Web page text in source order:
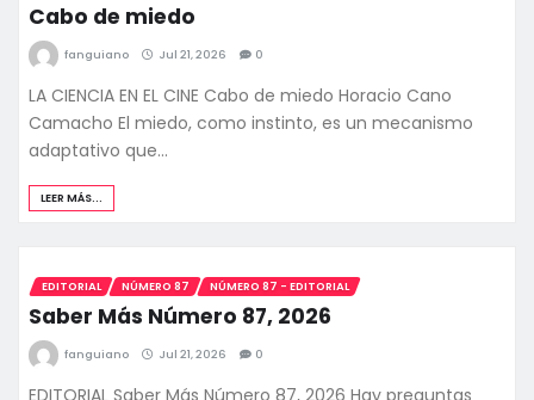
Cabo de miedo
fanguiano Jul 21, 2026 0
LA CIENCIA EN EL CINE Cabo de miedo Horacio Cano
Camacho El miedo, como instinto, es un mecanismo
adaptativo que…
LEER MÁS...
EDITORIAL NÚMERO 87 NÚMERO 87 - EDITORIAL
Saber Más Número 87, 2026
fanguiano Jul 21, 2026 0
EDITORIAL Saber Más Número 87, 2026 Hay preguntas